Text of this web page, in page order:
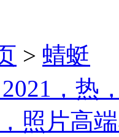
> 蜻蜓